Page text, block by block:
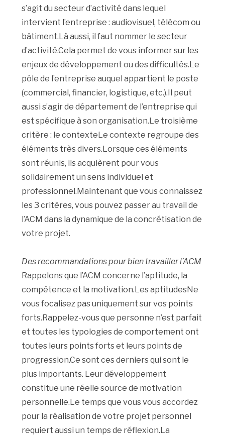
s’agit du secteur d’activité dans lequel
intervient l’entreprise : audiovisuel, télécom ou
bâtiment.Là aussi, il faut nommer le secteur
d’activité.Cela permet de vous informer sur les
enjeux de développement ou des difficultés.Le
pôle de l’entreprise auquel appartient le poste
(commercial, financier, logistique, etc.).Il peut
aussi s’agir de département de l’entreprise qui
est spécifique à son organisation.Le troisième
critère : le contexteLe contexte regroupe des
éléments très divers.Lorsque ces éléments
sont réunis, ils acquièrent pour vous
solidairement un sens individuel et
professionnel.Maintenant que vous connaissez
les 3 critères, vous pouvez passer au travail de
l’ACM dans la dynamique de la concrétisation de
votre projet.
Des recommandations pour bien travailler l’ACM
Rappelons que l’ACM concerne l’aptitude, la
compétence et la motivation.Les aptitudesNe
vous focalisez pas uniquement sur vos points
forts.Rappelez-vous que personne n’est parfait
et toutes les typologies de comportement ont
toutes leurs points forts et leurs points de
progression.Ce sont ces derniers qui sont le
plus importants. Leur développement
constitue une réelle source de motivation
personnelle.Le temps que vous vous accordez
pour la réalisation de votre projet personnel
requiert aussi un temps de réflexion.La